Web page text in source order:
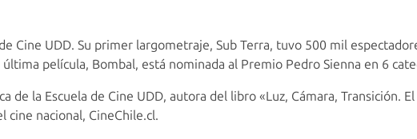
Cine UDD. Su primer largometraje, Sub Terra, tuvo 500 mil
película, Bombal, está nominada al Premio Pedro Sienna en 6
de la Escuela de Cine UDD, autora del libro «Luz, Cámara,
cine nacional, CineChile.cl.